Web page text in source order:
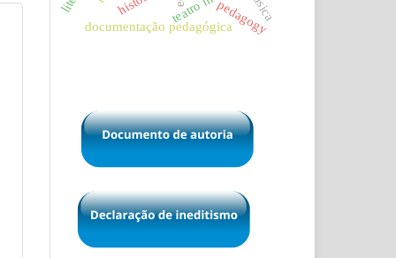
documentação pedagógicapedagogy